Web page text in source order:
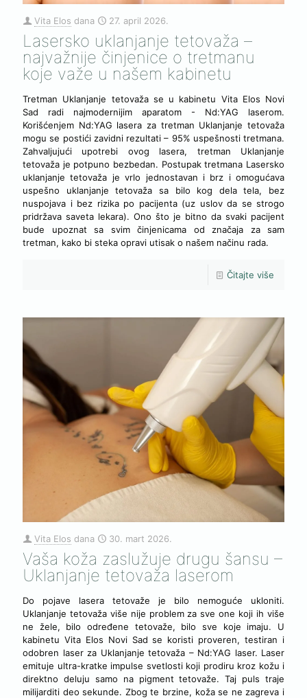
Vita Elos dana 27. april 2026.
Lasersko uklanjanje tetovaža –
najvažnije činjenice o tretmanu
koje važe u našem kabinetu
Tretman Uklanjanje tetovaža se u kabinetu Vita Elos Novi
Sad radi najmodernijim aparatom - Nd:YAG laserom.
Korišćenjem Nd:YAG lasera za tretman Uklanjanje tetovaža
mogu se postići zavidni rezultati – 95% uspešnosti tretmana.
Zahvaljujući upotrebi ovog lasera, tretman Uklanjanje
tetovaža je potpuno bezbedan. Postupak tretmana Lasersko
uklanjanje tetovaža je vrlo jednostavan i brz i omogućava
uspešno uklanjanje tetovaža sa bilo kog dela tela, bez
nuspojava i bez rizika po pacijenta (uz uslov da se strogo
pridržava saveta lekara). Ono što je bitno da svaki pacijent
bude upoznat sa svim činjenicama od značaja za sam
tretman, kako bi steka opravi utisak o našem načinu rada.
Čitajte više
Vita Elos dana 30. mart 2026.
Vaša koža zaslužuje drugu šansu –
Uklanjanje tetovaža laserom
Do pojave lasera tetovaže je bilo nemoguće ukloniti.
Uklanjanje tetovaža više nije problem za sve one koji ih više
ne žele, bilo određene tetovaže, bilo sve koje imaju. U
kabinetu Vita Elos Novi Sad se koristi proveren, testiran i
odobren laser za Uklanjanje tetovaža – Nd:YAG laser. Laser
emituje ultra-kratke impulse svetlosti koji prodiru kroz kožu i
direktno deluju samo na pigment tetovaže. Taj puls traje
milijarditi deo sekunde. Zbog te brzine, koža se ne zagreva i